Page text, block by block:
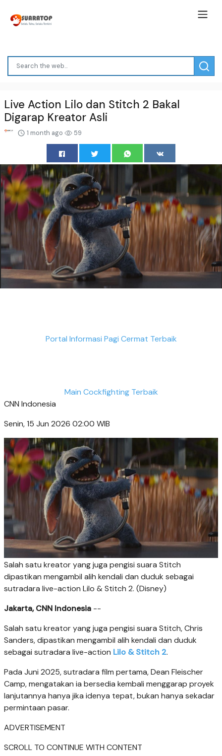
Live Action Lilo dan Stitch 2 Bakal
Digarap Kreator Asli
1 month ago 59
Portal Informasi Pagi Cermat Terbaik
Main Cockfighting Terbaik
CNN Indonesia
Senin, 15 Jun 2026 02:00 WIB
Salah satu kreator yang juga pengisi suara Stitch
dipastikan mengambil alih kendali dan duduk sebagai
sutradara live-action Lilo & Stitch 2. (Disney)
Jakarta, CNN Indonesia --
Salah satu kreator yang juga pengisi suara Stitch, Chris
Sanders, dipastikan mengambil alih kendali dan duduk
sebagai sutradara live-action Lilo & Stitch 2.
Pada Juni 2025, sutradara film pertama, Dean Fleischer
Camp, mengatakan ia bersedia kembali menggarap proyek
lanjutannya hanya jika idenya tepat, bukan hanya sekadar
permintaan pasar.
ADVERTISEMENT
SCROLL TO CONTINUE WITH CONTENT